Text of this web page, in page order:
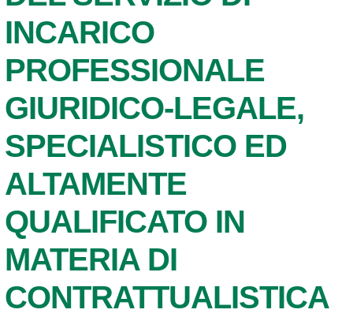
INCARICO
PROFESSIONALE
GIURIDICO-LEGALE,
SPECIALISTICO ED
ALTAMENTE
QUALIFICATO IN
MATERIA DI
CONTRATTUALISTICA